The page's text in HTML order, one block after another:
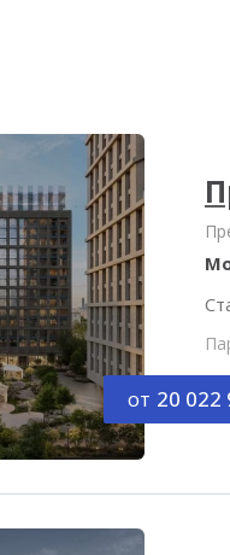
от 20 022